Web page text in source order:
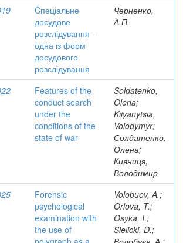
Cпеціальне
досудове
розслідування -
одна із форм
досудового
розслідування
Черненко,
А.П.
Features of the
conduct search
under the
conditions of the
state of war
Soldatenko,
Olena;
Kіiyanytsіa,
Volodymyr;
Солдатенко,
Олена;
Кияниця,
Володимир
Forensic
psychological
examination with
the use of
Volobuev, A.;
Orlova, T.;
Osyka, I.;
Sielicki, D.;